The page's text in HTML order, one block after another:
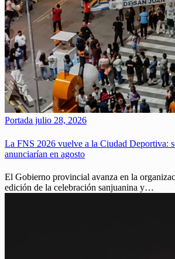
Portada julio 28, 2026
La FNS 2026 vuelve a la Ciudad Deportiva:
anunciarían en agosto
El Gobierno provincial avanza en la
edición de la celebración sanjuanina y…